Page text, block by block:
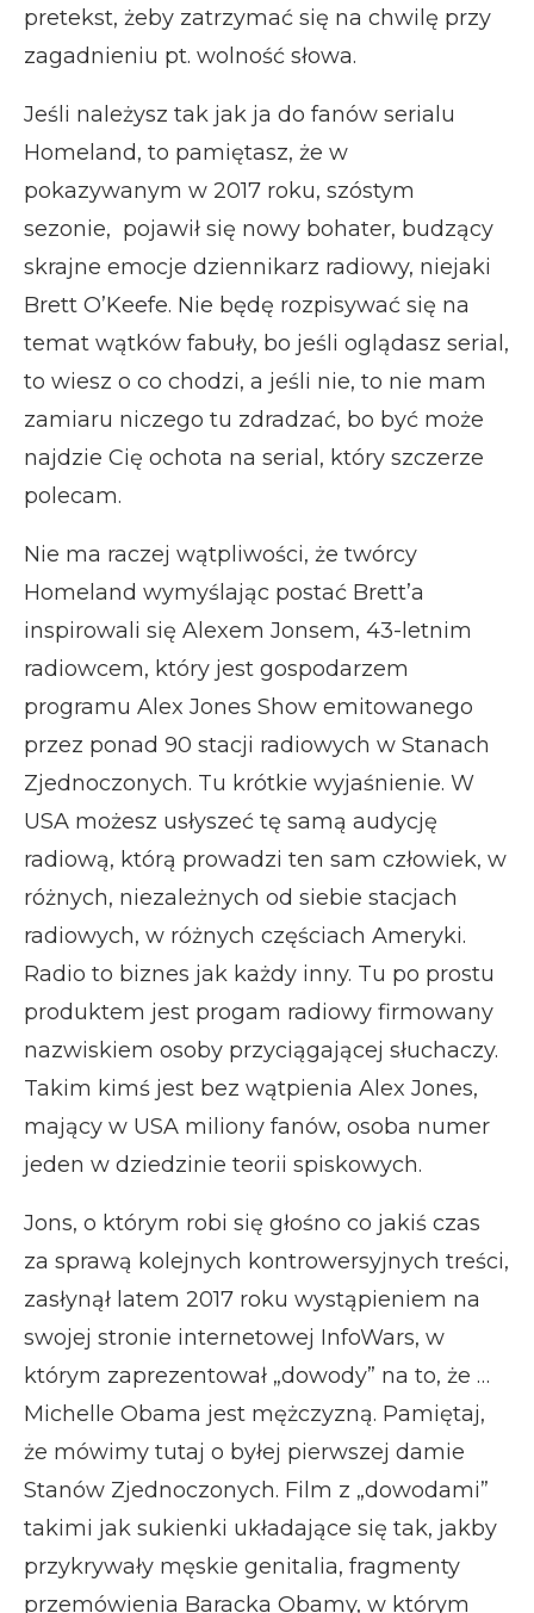
pretekst, żeby zatrzymać się na chwilę przy
zagadnieniu pt. wolność słowa.
Jeśli należysz tak jak ja do fanów serialu
Homeland, to pamiętasz, że w
pokazywanym w 2017 roku, szóstym
sezonie, pojawił się nowy bohater, budzący
skrajne emocje dziennikarz radiowy, niejaki
Brett O’Keefe. Nie będę rozpisywać się na
temat wątków fabuły, bo jeśli oglądasz serial,
to wiesz o co chodzi, a jeśli nie, to nie mam
zamiaru niczego tu zdradzać, bo być może
najdzie Cię ochota na serial, który szczerze
polecam.
Nie ma raczej wątpliwości, że twórcy
Homeland wymyślając postać Brett’a
inspirowali się Alexem Jonsem, 43-letnim
radiowcem, który jest gospodarzem
programu Alex Jones Show emitowanego
przez ponad 90 stacji radiowych w Stanach
Zjednoczonych. Tu krótkie wyjaśnienie. W
USA możesz usłyszeć tę samą audycję
radiową, którą prowadzi ten sam człowiek, w
różnych, niezależnych od siebie stacjach
radiowych, w różnych częściach Ameryki.
Radio to biznes jak każdy inny. Tu po prostu
produktem jest progam radiowy firmowany
nazwiskiem osoby przyciągającej słuchaczy.
Takim kimś jest bez wątpienia Alex Jones,
mający w USA miliony fanów, osoba numer
jeden w dziedzinie teorii spiskowych.
Jons, o którym robi się głośno co jakiś czas
za sprawą kolejnych kontrowersyjnych treści,
zasłynął latem 2017 roku wystąpieniem na
swojej stronie internetowej InfoWars, w
którym zaprezentował „dowody” na to, że …
Michelle Obama jest mężczyzną. Pamiętaj,
że mówimy tutaj o byłej pierwszej damie
Stanów Zjednoczonych. Film z „dowodami”
takimi jak sukienki układające się tak, jakby
przykrywały męskie genitalia, fragmenty
przemówienia Baracka Obamy, w którym